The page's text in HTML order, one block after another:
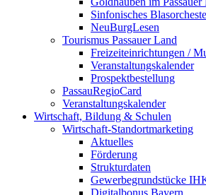
Sinfonisches
NeuBurgLesen
Tourismus Passauer Land
Freizeiteinrichtungen /
Veranstaltungskalender
Prospektbestellung
PassauRegioCard
Veranstaltungskalender
Wirtschaft, Bildung & Schulen
Wirtschaft-Standortmarketing
Aktuelles
Förderung
Strukturdaten
Gewerbegrundstücke
Digitalbonus Bayern